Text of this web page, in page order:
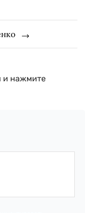
и нажмите